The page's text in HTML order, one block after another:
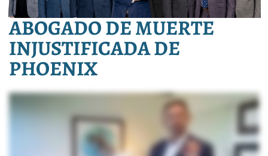
ABOGADO DE MUERTE
INJUSTIFICADA DE
PHOENIX